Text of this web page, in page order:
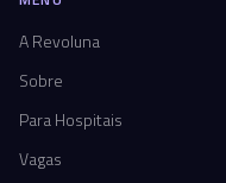
A Revoluna
Sobre
Para Hospitais
Vagas